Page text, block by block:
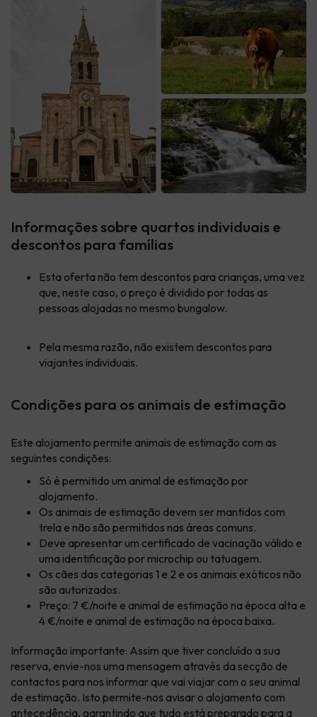
Informações sobre quartos individuais e
descontos para famílias
Esta oferta não tem descontos para crianças, uma vez
que, neste caso, o preço é dividido por todas as
pessoas alojadas no mesmo bungalow.
Pela mesma razão, não existem descontos para
viajantes individuais.
Condições para os animais de estimação
Este alojamento permite animais de estimação com as
seguintes condições:
Só é permitido um animal de estimação por
alojamento.
Os animais de estimação devem ser mantidos com
trela e não são permitidos nas áreas comuns.
Deve apresentar um certificado de vacinação válido e
uma identificação por microchip ou tatuagem.
Os cães das categorias 1 e 2 e os animais exóticos não
são autorizados.
Preço: 7 €/noite e animal de estimação na época alta e
4 €/noite e animal de estimação na época baixa.
Informação importante: Assim que tiver concluído a sua
reserva, envie-nos uma mensagem através da secção de
contactos para nos informar que vai viajar com o seu animal
de estimação. Isto permite-nos avisar o alojamento com
antecedência, garantindo que tudo está preparado para a